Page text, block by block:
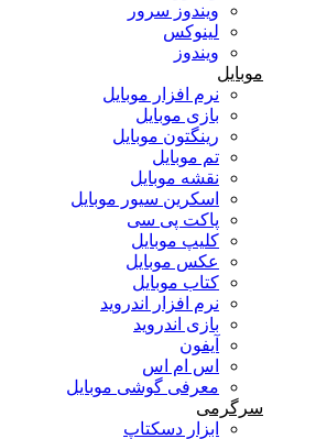
ویندوز سرور
لینوکس
ویندوز
موبایل
نرم افزار موبایل
بازی موبایل
رینگتون موبایل
تم موبایل
نقشه موبایل
اسکرین سیور موبایل
پاکت پی سی
کلیپ موبایل
عکس موبایل
کتاب موبایل
نرم افزار اندروید
بازی اندروید
آیفون
اس ام اس
معرفی گوشی موبایل
سرگرمی
ابزار دسکتاپ